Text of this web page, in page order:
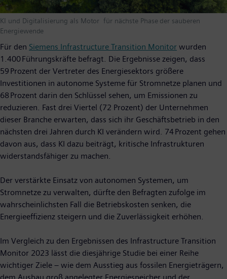
KI und Digitalisierung als Motor für nächste Phase der sauberen
Energiewende
Für den Siemens Infrastructure Transition Monitor wurden
1.400 Führungskräfte befragt. Die Ergebnisse zeigen, dass
59 Prozent der Vertreter des Energiesektors größere
Investitionen in autonome Systeme für Stromnetze planen und
68 Prozent darin den Schlüssel sehen, um Emissionen zu
reduzieren. Fast drei Viertel (72 Prozent) der Unternehmen
dieser Branche erwarten, dass sich ihr Geschäftsbetrieb in den
nächsten drei Jahren durch KI verändern wird. 74 Prozent gehen
davon aus, dass KI dazu beiträgt, kritische Infrastrukturen
widerstandsfähiger zu machen.
Der verstärkte Einsatz von autonomen Systemen, um
Stromnetze zu verwalten, dürfte den Befragten zufolge im
wahrscheinlichsten Fall die Betriebskosten senken, die
Energieeffizienz steigern und die Zuverlässigkeit erhöhen.
Im Vergleich zu den Ergebnissen des Infrastructure Transition
Monitor 2023 lässt die diesjährige Studie bei einer Reihe
wichtiger Ziele – wie dem Ausstieg aus fossilen Energieträgern,